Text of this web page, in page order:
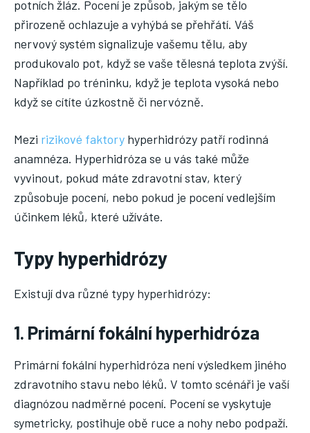
potních žláz. Pocení je způsob, jakým se tělo
přirozeně ochlazuje a vyhýbá se přehřátí. Váš
nervový systém signalizuje vašemu tělu, aby
produkovalo pot, když se vaše tělesná teplota zvýší.
Například po tréninku, když je teplota vysoká nebo
když se cítíte úzkostně či nervózně.
Mezi rizikové faktory hyperhidrózy patří rodinná
anamnéza. Hyperhidróza se u vás také může
vyvinout, pokud máte zdravotní stav, který
způsobuje pocení, nebo pokud je pocení vedlejším
účinkem léků, které užíváte.
Typy hyperhidrózy
Existují dva různé typy hyperhidrózy:
1. Primární fokální hyperhidróza
Primární fokální hyperhidróza není výsledkem jiného
zdravotního stavu nebo léků. V tomto scénáři je vaší
diagnózou nadměrné pocení. Pocení se vyskytuje
symetricky, postihuje obě ruce a nohy nebo podpaží.